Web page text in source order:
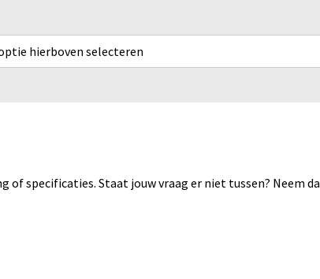
hierboven selecteren
specificaties. Staat jouw vraag er niet tussen? Neem